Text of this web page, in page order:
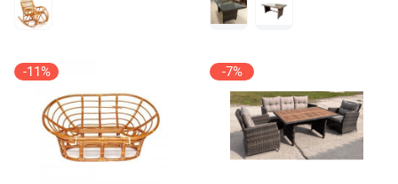
-11% -7%